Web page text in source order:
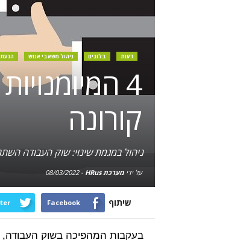
דעות בלוגים ניהול משאבי אנוש
4
קורונה
ניהול במגמת שינוי: שוק העבודה
על ידימערכת HRus -
08/03/2022
שיתוף Facebook
בעקבות המהפיכה בשוק העבודה,